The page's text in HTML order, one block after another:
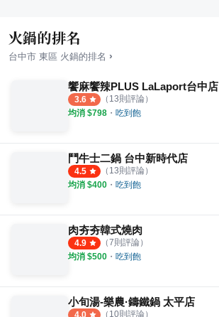
火鍋的排名
台中市 東區 火鍋的排名 ›
饗麻饗辣PLUS LaLaport台中店
3.6 （ 13則評論）
均消 $798 ・ 吃到飽
鬥牛士二鍋 台中新時代店
4.5 （ 13則評論）
均消 $400 ・ 吃到飽
肉夯夯韓式燒肉
4.9 （7則評論）
均消 $500 ・ 吃到飽
小旬湯-樂農·鑄鐵鍋 太平店
（ 10則評論）